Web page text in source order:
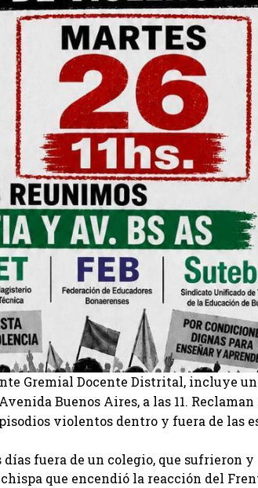
Gremial Docente Distrital, incluye
Buenos Aires, a las 11.
violentos dentro y fuera de las
fuera de un colegio, que sufrieron y
que encendió la reacción del